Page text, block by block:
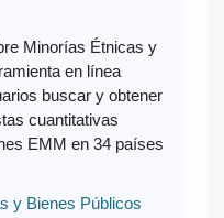
Minorías Étnicas y
en línea
buscar y obtener
cuantitativas
EMM en 34 países
y Bienes Públicos